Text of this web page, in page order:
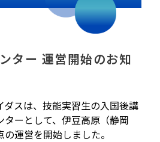
材支援事業
ター 運営開始のお知
ダスは、技能実習生の入国後講
ーとして、伊豆高原（静岡
運営を開始しました。